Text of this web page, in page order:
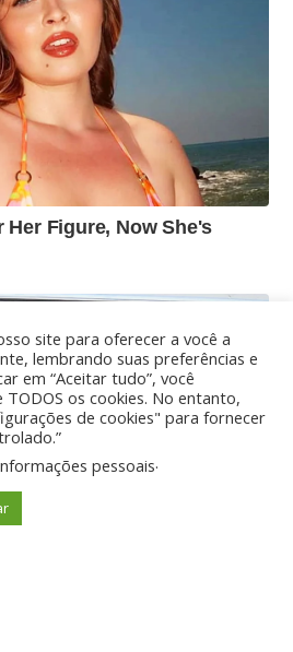
site para oferecer a você a
lembrando suas preferências e
em “Aceitar tudo”, você
os cookies. No entanto,
de cookies" para fornecer
pessoais.